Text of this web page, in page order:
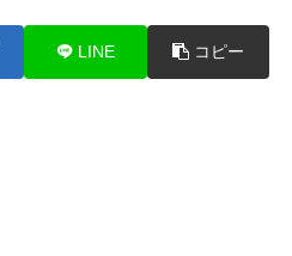
LINE コピー